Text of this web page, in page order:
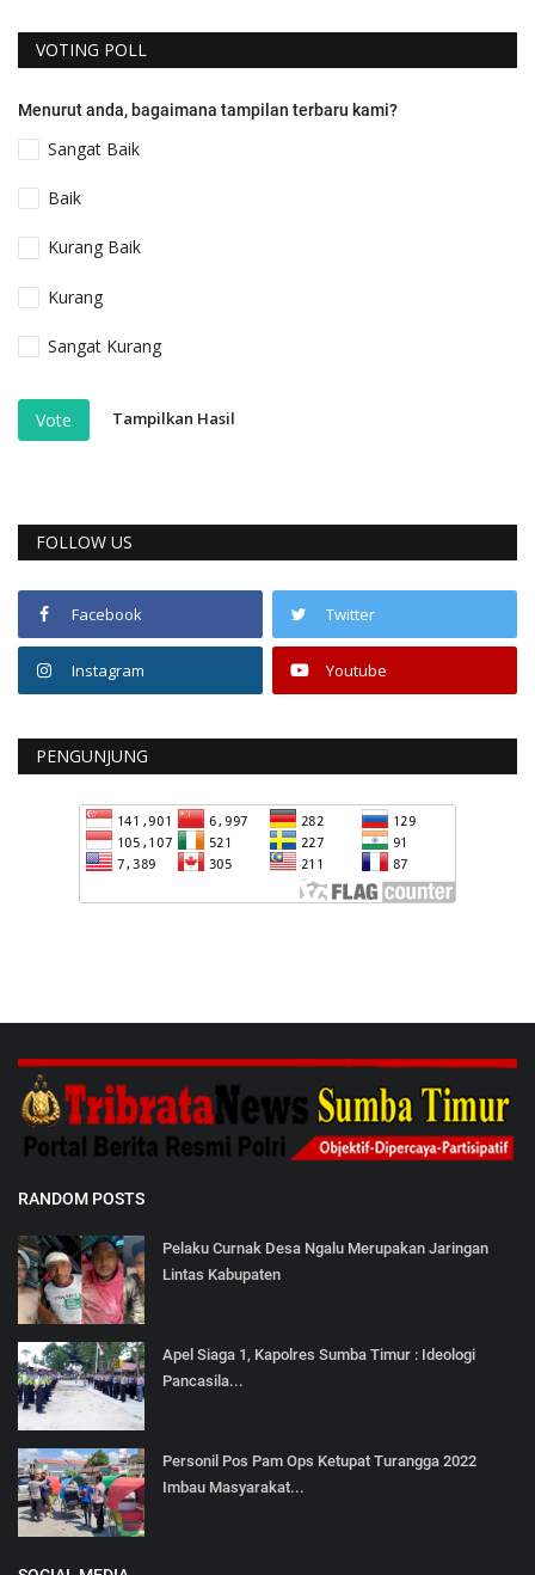
VOTING POLL
Menurut anda, bagaimana tampilan terbaru kami?
Sangat Baik
Baik
Kurang Baik
Kurang
Sangat Kurang
Vote Tampilkan Hasil
FOLLOW US
Facebook Twitter
Instagram Youtube
PENGUNJUNG
RANDOM POSTS
Pelaku Curnak Desa Ngalu Merupakan Jaringan
Lintas Kabupaten
Apel Siaga 1, Kapolres Sumba Timur : Ideologi
Pancasila...
Personil Pos Pam Ops Ketupat Turangga 2022
Imbau Masyarakat...